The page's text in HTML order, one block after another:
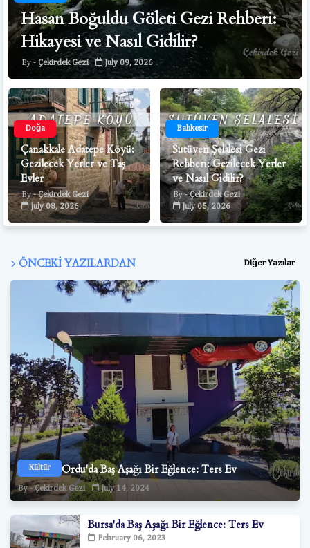
Hasan Boğuldu Göleti Gezi Rehberi:
Hikayesi ve Nasıl Gidilir?
Çekirdek Gezi July 09, 2026
Doğa
Çanakkale Adatepe Köyü:
Gezilecek Yerler ve Taş
Evler
Çekirdek Gezi
July 08, 2026
Balıkesir
Sutüven Şelalesi Gezi
Rehberi: Gezilecek Yerler
ve Nasıl Gidilir?
Çekirdek Gezi
July 05, 2026
ÖNCEKI YAZILARDAN Diğer Yazılar
Kültür Ordu'da Baş Aşağı Bir Eğlence: Ters Ev
Çekirdek Gezi July 14, 2024
Bursa'da Baş Aşağı Bir Eğlence: Ters Ev
February 06, 2023